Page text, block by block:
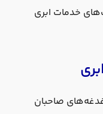
خدمات ابری
صاحبان